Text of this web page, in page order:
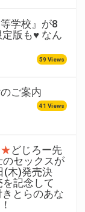
学校』が8
版も♥ なん
59 Views
ご案内
41 Views
★どじろー先
セックスが
(木)発売決
記念して
きとらのあな